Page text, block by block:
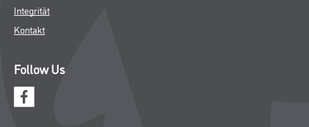
Integrität
Kontakt
Follow Us